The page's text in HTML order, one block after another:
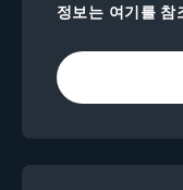
정보는 여기를 참